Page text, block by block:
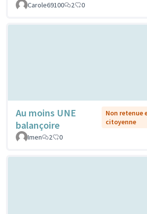
Carole69100
2 0
Au moins UNE
balançoire
Non retenue
citoyenne
Imen
2 0